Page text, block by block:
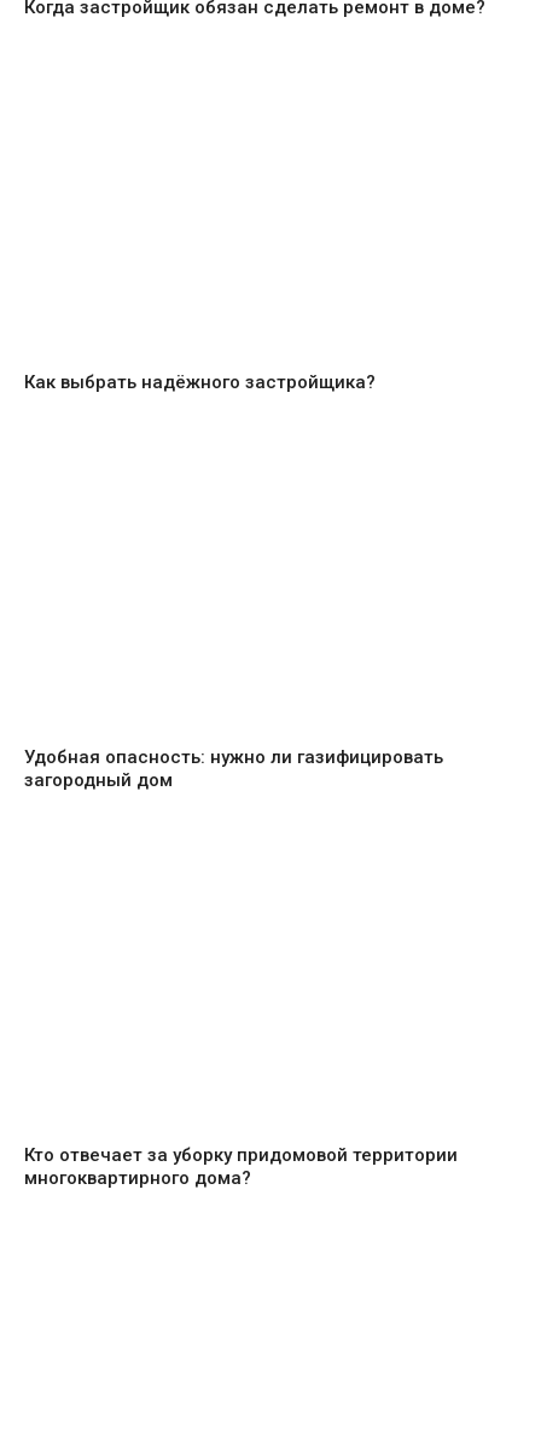
Когда застройщик обязан сделать ремонт в доме?
Как выбрать надёжного застройщика?
Удобная опасность: нужно ли газифицировать
загородный дом
Кто отвечает за уборку придомовой территории
многоквартирного дома?